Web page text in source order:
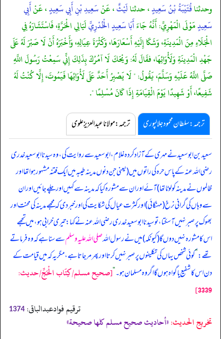
وحدثناقُتَيْبَةُ بْنُ سَعِيدٍ، حدثنالَيْثٌ، عَنْسَعِيدِ بْنِ أَبِي سَعِيدٍ، عَنْأَبِي
سَعِيدٍمَوْلَى الْمَهْرِيِّ: أَنَّهُ جَاءَأَبَا سَعِيدٍ الْخُدْرِيَّلَيَالِي الْحَرَّةِ، فَاسْتَشَارَهُ فِي
الْجَلَاءِ مِنَ الْمَدِينَةِ، وَشَكَا إِلَيْهِ أَسْعَارَهَا، وَكَثْرَةَ عِيَالِهِ، وَأَخْبَرَهُ أَنْ لَا صَبْرَ لَهُ عَلَى
جَهْدِ الْمَدِينَةِ وَلَأْوَائِهَا، فقَالَ لَهُ: وَيْحَكَ لَا آمُرُكَ بِذَلِكَ إِنِّي سَمِعْتُ رَسُولَ اللَّهِ
صَلَّى اللَّهُ عَلَيْهِ وَسَلَّمَ، يَقُولُ: " لَا يَصْبِرُ أَحَدٌ عَلَى لَأْوَائِهَا فَيَمُوتَ، إِلَّا كُنْتُ لَهُ
شَفِيعًا، أَوْ شَهِيدًا يَوْمَ الْقِيَامَةِ إِذَا كَانَ مُسْلِمًا ".
ترجمہ:سلطان محمود جلالپوری ترجمہ:مولانا عبدالعزیز علوی
سعید بن ابوسعید نے مہری کے آزاد کردہ غلام، ابوسعید سے روایت کی، وہ سیدنا ابوسعید خدری
رضی اللہ عنہ کے پاس حرہ کی راتوں میں (یعنی جن دنوں مدینہ طیبہ میں ایک فتنہ مشہور ہوا تھا اور
ظالموں نے مدینہ کو لوٹا تھا) آئے اور ان سے مشورہ کیا کہ مدینہ سے کہیں اور چلے جائیں اور ان
سے وہاں کی گرانی نرخ (مہنگائی) اور کثرت عیال کی شکایت کی اور خبر دی کہ مجھے مدینہ کی محنت اور
بھوک پر صبر نہیں آسکتا، تو سیدنا ابوسعید خدری رضی اللہ عنہ نے کہا: تیری خرابی ہو، میں تجھے
اس کا مشورہ نہیں دوں گا (کیونکہ) میں نے رسول اللہصلی اللہ علیہ وسلمسے سنا ہے کہ وہ فرماتے
تھے:”کوئی شخص یہاں کی تکلیفوں پر صبر نہیں کرتا اور پھر مر جاتا ہے، مگر یہ کہ میں قیامت کے
دن اس کا شفیع یا گواہ ہوں گا اگر وہ مسلمان ہو۔“[صحيح مسلم/كِتَاب الْحَجِّ/حدیث:
3339]
ترقیم فوادعبدالباقی: 1374
تخریج الحدیث:«أحاديث صحيح مسلم كلها صحيحة»